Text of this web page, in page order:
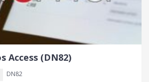
Access (DN82)
DN82